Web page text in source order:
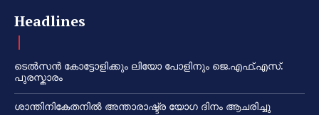
Headlines
ടെൽസൻ കോട്ടോളിക്കും ലിയോ പോളിനും ജെ.എഫ്.എസ്.
പുരസ്കാരം
ശാന്തിനികേതനിൽ അന്താരാഷ്ട്ര യോഗ ദിനം ആചരിച്ചു